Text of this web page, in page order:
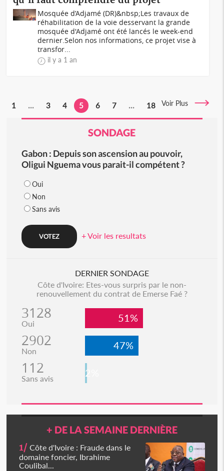
Mosquée d’Adjamé (DR)&nbsp;Les travaux de
réhabilitation de la voie desservant la grande
mosquée d'Adjamé ont été lancés le week-end
dernier.Selon nos informations, ce projet vise à
transfor...
il y a 1 an
1 ... 3 4 5 6 7 ... 18 Voir Plus
SONDAGE
Gabon : Depuis son ascension au pouvoir,
Oligui Nguema vous parait-il compétent ?
Oui
Non
Sans avis
+ Voir les resultats
DERNIER SONDAGE
Côte d'Ivoire: Etes-vous surpris par le non-
renouvellement du contrat de Emerse Faé ?
3128
Oui 51%
2902
Non 47%
112
Sans avis 2%
+ DE LA SEMAINE DERNIÈRE
1/ Côte d'Ivoire : Fraude dans le
domaine foncier, Ibrahime
Coulibal...